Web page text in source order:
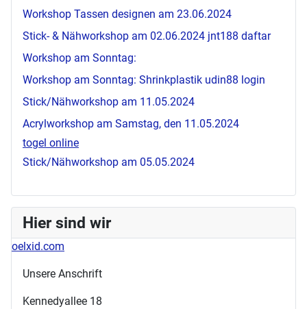
Workshop Tassen designen am 23.06.2024
Stick- & Nähworkshop am 02.06.2024 jnt188 daftar
Workshop am Sonntag:
Workshop am Sonntag: Shrinkplastik udin88 login
Stick/Nähworkshop am 11.05.2024
Acrylworkshop am Samstag, den 11.05.2024
togel online
Stick/Nähworkshop am 05.05.2024
Hier sind wir
oelxid.com
Unsere Anschrift
Kennedyallee 18